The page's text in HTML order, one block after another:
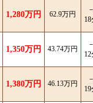
1,280万円 62.9万円
18
1,350万円 43.74万円
12
1,380万円 46.13万円
19